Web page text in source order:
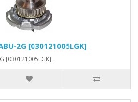
2G [030121005LGK]
[030121005LGK]..